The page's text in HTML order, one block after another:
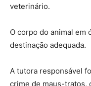
veterinário.
O corpo do animal
destinação adequada.
A tutora responsável
crime de maus-tratos,